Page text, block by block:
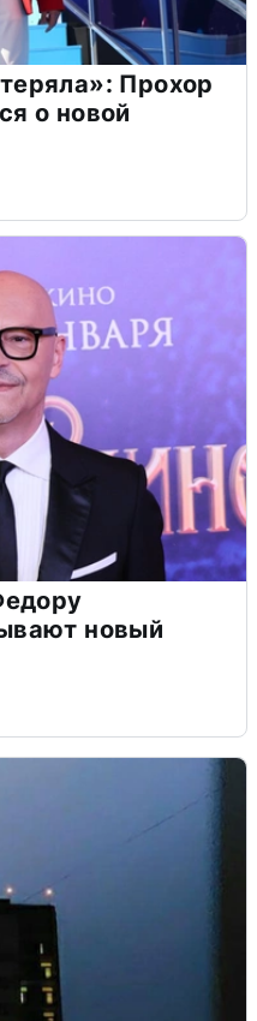
Прохор
о новой
новый